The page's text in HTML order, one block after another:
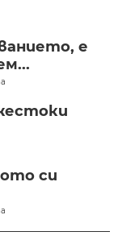
е
си